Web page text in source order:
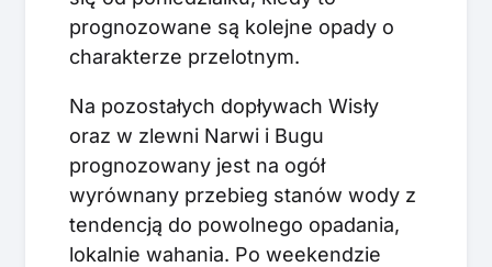
prognozowane są kolejne opady o
charakterze przelotnym.
Na pozostałych dopływach Wisły
oraz w zlewni Narwi i Bugu
prognozowany jest na ogół
wyrównany przebieg stanów wody z
tendencją do powolnego opadania,
lokalnie wahania. Po weekendzie